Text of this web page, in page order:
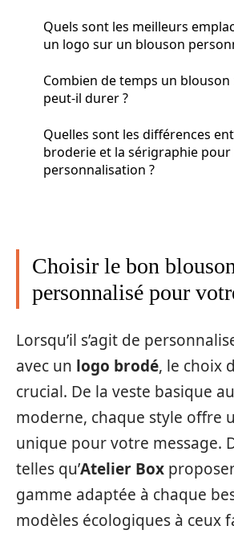
Quels sont les meilleurs
un logo sur un blouson
Combien de temps un
peut-il durer ?
Quelles sont les différences
broderie et la sérigraphie pour
personnalisation ?
Choisir le bon blouson
personnalisé pour
Lorsqu’il s’agit de
avec un logo brodé, le choix
crucial. De la veste basique
moderne, chaque style offre
unique pour votre message.
telles qu’Atelier Box
gamme adaptée à chaque
modèles écologiques à ceux